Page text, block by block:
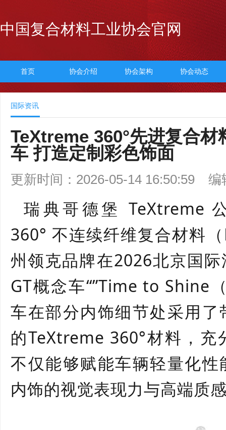
中国复合材料工业协会官网
首页 协会介绍 协会架构 协会动态
国际资讯
TeXtreme 360°先进复合
车 打造定制彩色饰面
更新时间：2026-05-14 16:50:59 编
瑞典哥德堡 TeXtreme
360° 不连续纤维复合材料（
州领克品牌在2026北京国
GT概念车“”Time to Shine
车在部分内饰细节处采用
的TeXtreme 360°材料，充
不仅能够赋能车辆轻量化
内饰的视觉表现力与高端质